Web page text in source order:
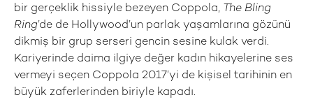
bir gerçeklik hissiyle bezeyen Coppola, The Bling
Ring’de de Hollywood’un parlak yaşamlarına gözünü
dikmiş bir grup serseri gencin sesine kulak verdi.
Kariyerinde daima ilgiye değer kadın hikayelerine ses
vermeyi seçen Coppola 2017’yi de kişisel tarihinin en
büyük zaferlerinden biriyle kapadı.